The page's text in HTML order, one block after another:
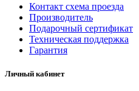
Контакт схема проезда
Производитель
Подарочный сертификат
Техническая поддержка
Гарантия
Личный кабинет